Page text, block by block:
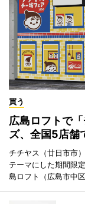
買う
広島ロフトで
ズ、全国5店舗
チチヤス（廿日市市
テーマにした期間限
島ロフト（広島市中